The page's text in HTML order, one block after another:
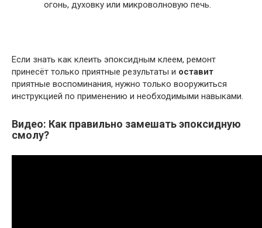
огонь, духовку или микроволновую печь.
Если знать как клеить эпоксидным клеем, ремонт
принесёт только приятные результаты и оставит
приятные воспоминания, нужно только вооружиться
инструкцией по применению и необходимыми навыками.
Видео: Как правильно замешать эпоксидную
смолу?